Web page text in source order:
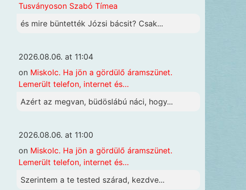
Tusványoson Szabó Tímea
és mire büntették Józsi bácsit? Csak...
2026.08.06. at 11:04
on Miskolc. Ha jön a gördülő áramszünet.
Lemerült telefon, internet és…
Azért az megvan, büdöslábú náci, hogy...
2026.08.06. at 11:00
on Miskolc. Ha jön a gördülő áramszünet.
Lemerült telefon, internet és…
Szerintem a te tested szárad, kezdve...